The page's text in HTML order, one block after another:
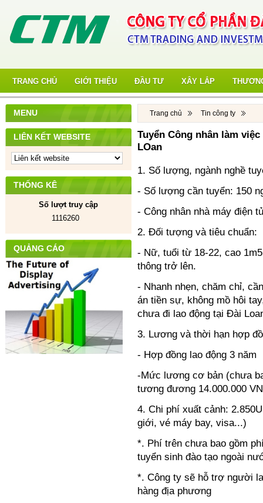
TRANG CHỦ GIỚI THIỆU ĐẦU TƯ XÂY LẮP
MENU
LIÊN KẾT WEBSITE
THỐNG KÊ
Số lượt truy cập
1116260
QUẢNG CÁO
Trang chủ Tin công ty
Tuyển Công nhân làm
LOan
1. Số lượng, ngành nghề
- Số lượng cần tuyển: 150
- Công nhân nhà máy điện
2. Đối tượng và tiêu chuẩn:
- Nữ, tuổi từ 18-22, cao
thông trở lên.
- Nhanh nhẹn, chăm chỉ,
án tiền sự, không mồ hôi
chưa đi lao động tại Đài
3. Lương và thời hạn hợp
- Hợp đồng lao động 3 năm
-Mức lương cơ bản (chưa
tương đương 14.000.000
4. Chi phí xuất cảnh:
giới, vé máy bay, visa...)
*. Phí trên chưa bao gồm
tuyển sinh đào tạo ngoài
*. Công ty sẽ hỗ trợ người
hàng địa phương